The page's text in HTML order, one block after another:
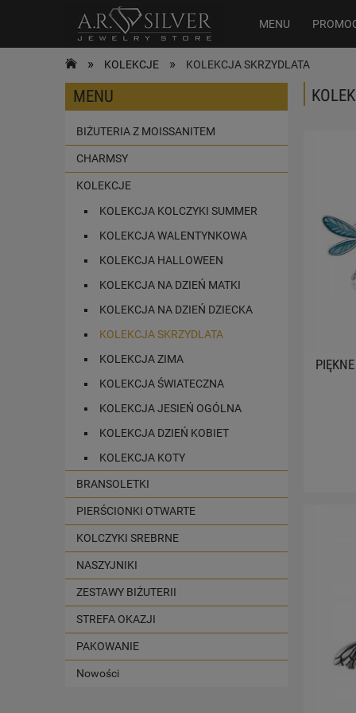
MENU
» KOLEKCJE » KOLEKCJA SKRZYDLATA
MENU
BIŻUTERIA Z MOISSANITEM
CHARMSY
KOLEKCJE
KOLEKCJA KOLCZYKI SUMMER
KOLEKCJA WALENTYNKOWA
KOLEKCJA HALLOWEEN
KOLEKCJA NA DZIEŃ MATKI
KOLEKCJA NA DZIEŃ DZIECKA
KOLEKCJA SKRZYDLATA
KOLEKCJA ZIMA
KOLEKCJA ŚWIATECZNA
KOLEKCJA JESIEŃ OGÓLNA
KOLEKCJA DZIEŃ KOBIET
KOLEKCJA KOTY
BRANSOLETKI
PIERŚCIONKI OTWARTE
KOLCZYKI SREBRNE
NASZYJNIKI
ZESTAWY BIŻUTERII
STREFA OKAZJI
PAKOWANIE
Nowości